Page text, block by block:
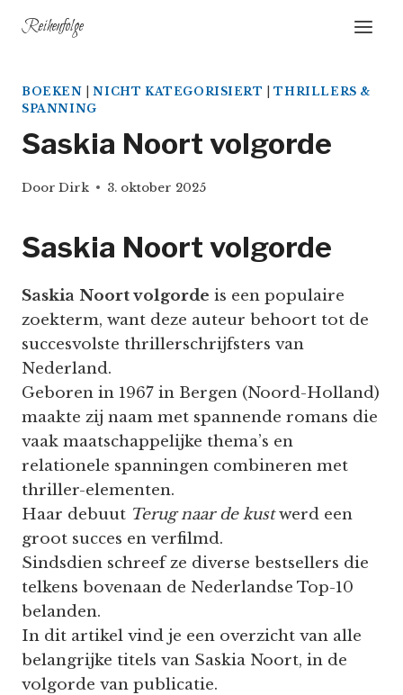
naarReihenfolge
BOEKEN |NICHT KATEGORISIERT |THRILLERS &
SPANNING
Saskia Noort volgorde
Door Dirk 3. oktober 2025
Saskia Noort volgorde
Saskia Noort volgorde is een populaire
zoekterm, want deze auteur behoort tot de
succesvolste thrillerschrijfsters van
Nederland.
Geboren in 1967 in Bergen (Noord-Holland)
maakte zij naam met spannende romans die
vaak maatschappelijke thema’s en
relationele spanningen combineren met
thriller-elementen.
Haar debuut Terug naar de kustwerd een
groot succes en verfilmd.
Sindsdien schreef ze diverse bestsellers die
telkens bovenaan de Nederlandse Top-10
belanden.
In dit artikel vind je een overzicht van alle
belangrijke titels van Saskia Noort, in de
volgorde van publicatie.